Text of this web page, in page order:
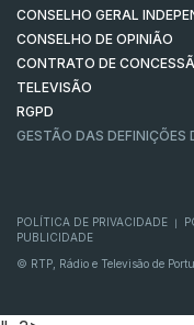
CONSELHO GERAL
CONSELHO DE OPINIÃO
CONTRATO DE
TELEVISÃO
RGPD
GESTÃO DAS DEFINIÇÕES
POLÍTICA DE PRIVACIDADE
PUBLICIDADE
© RTP, Rádio e Televisão de